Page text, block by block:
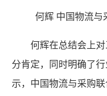
何辉 中国物流与
何辉在总结会上
分肯定，同时明确了
示，中国物流与采购